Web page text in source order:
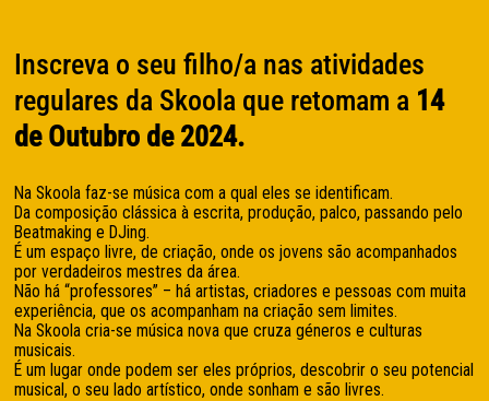
Inscreva o seu filho/a nas atividades
regulares da Skoola que retomam a 14
de Outubro de 2024.
Na Skoola faz-se música com a qual eles se identificam.
Da composição clássica à escrita, produção, palco, passando pelo
Beatmaking e DJing.
É um espaço livre, de criação, onde os jovens são acompanhados
por verdadeiros mestres da área.
Não há “professores” – há artistas, criadores e pessoas com muita
experiência, que os acompanham na criação sem limites.
Na Skoola cria-se música nova que cruza géneros e culturas
musicais.
É um lugar onde podem ser eles próprios, descobrir o seu potencial
musical, o seu lado artístico, onde sonham e são livres.